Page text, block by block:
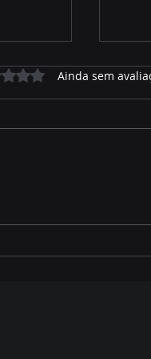
de
com 0 de 5 estrelas.
Ainda sem